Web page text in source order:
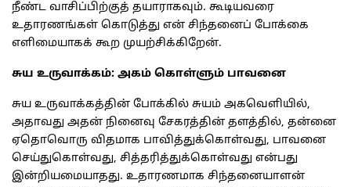
நீண்ட வாசிப்பிற்குத் தயாராகவும். கூடியவரை
உதாரணங்கள் கொடுத்து என் சிந்தனைப் போக்கை
எளிமையாகக் கூற முயற்சிக்கிறேன்.
சுய உருவாக்கம்: அகம் கொள்ளும் பாவனை
சுய உருவாக்கத்தின் போக்கில் சுயம் அகவெளியில்,
அதாவது அதன் நினைவு சேகரத்தின் தளத்தில், தன்னை
ஏதொவொரு விதமாக பாவித்துக்கொள்வது, பாவனை
செய்துகொள்வது, சித்தரித்துக்கொள்வது என்பது
இன்றியமையாதது. உதாரணமாக சிந்தனையாளன்